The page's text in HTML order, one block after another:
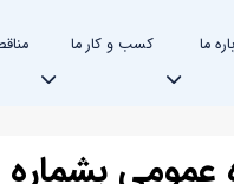
ما کسب و کار ما